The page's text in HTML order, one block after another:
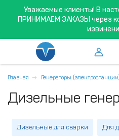
Уважаемые клиенты! В
ПРИНИМАЕМ ЗАКАЗЫ через
Главная Генераторы (электростанции)
Дизельные
Дизельные для сварки Для